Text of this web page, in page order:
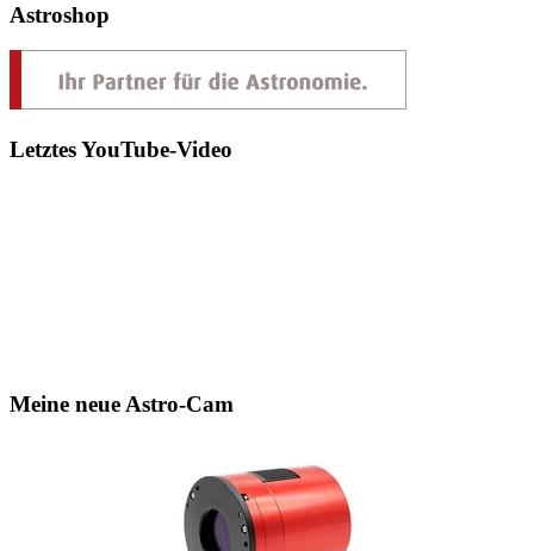
Astroshop
Letztes YouTube-Video
Meine neue Astro-Cam